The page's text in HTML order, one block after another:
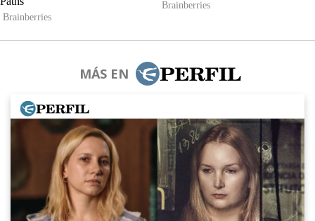
MÁS EN